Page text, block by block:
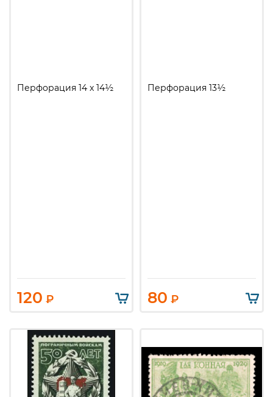
Перфорация 14 x 14½
120 ₽
Перфорация 13½
80 ₽